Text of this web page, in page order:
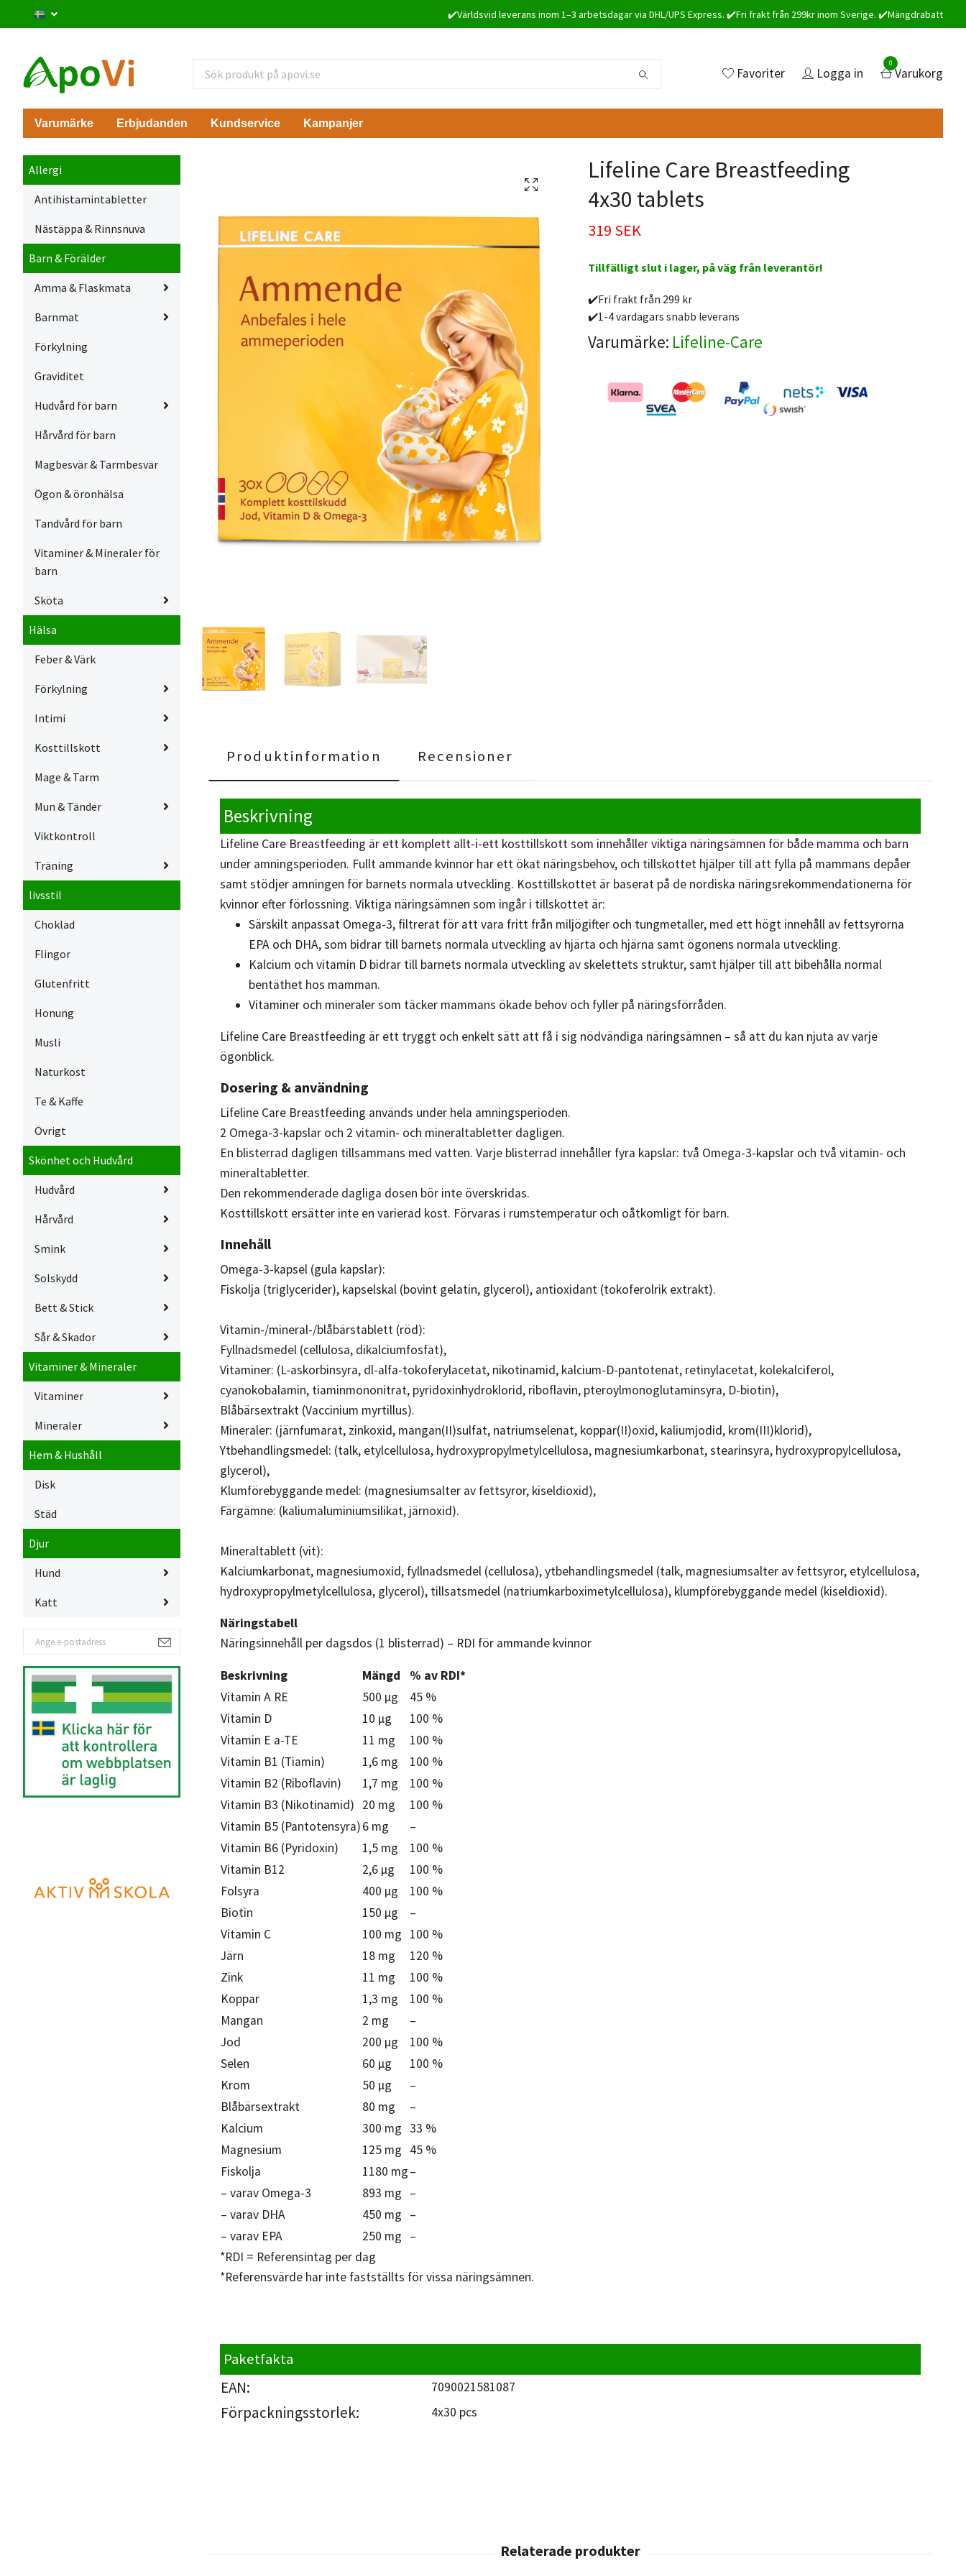
✔️Världsvid leverans inom 1–3 arbetsdagar via DHL/UPS Express. ✔️Fri frakt från 299kr inom Sverige. ✔️Mängdrabatt
Favoriter Logga in
0
Varukorg
Varumärke Erbjudanden Kundservice Kampanjer
Allergi
Antihistamintabletter
Nästäppa & Rinnsnuva
Barn & Förälder
Amma & Flaskmata
Barnmat
Förkylning
Graviditet
Hudvård för barn
Hårvård för barn
Magbesvär & Tarmbesvär
Ögon & öronhälsa
Tandvård för barn
Vitaminer & Mineraler för
barn
Sköta
Hälsa
Feber & Värk
Förkylning
Intimi
Kosttillskott
Mage & Tarm
Mun & Tänder
Viktkontroll
Träning
livsstil
Choklad
Flingor
Glutenfritt
Honung
Musli
Naturkost
Te & Kaffe
Övrigt
Skönhet och Hudvård
Hudvård
Hårvård
Smink
Solskydd
Bett & Stick
Sår & Skador
Vitaminer & Mineraler
Vitaminer
Mineraler
Hem & Hushåll
Disk
Städ
Djur
Hund
Katt
Lifeline Care Breastfeeding
4x30 tablets
319 SEK
Tillfälligt slut i lager, på väg från leverantör!
✔️Fri frakt från 299 kr
✔️1-4 vardagars snabb leverans
Varumärke: Lifeline-Care
Produktinformation Recensioner
Beskrivning
Lifeline Care Breastfeeding är ett komplett allt-i-ett kosttillskott som innehåller viktiga näringsämnen för både mamma och barn
under amningsperioden. Fullt ammande kvinnor har ett ökat näringsbehov, och tillskottet hjälper till att fylla på mammans depåer
samt stödjer amningen för barnets normala utveckling. Kosttillskottet är baserat på de nordiska näringsrekommendationerna för
kvinnor efter förlossning. Viktiga näringsämnen som ingår i tillskottet är:
Särskilt anpassat Omega-3, filtrerat för att vara fritt från miljögifter och tungmetaller, med ett högt innehåll av fettsyrorna
EPA och DHA, som bidrar till barnets normala utveckling av hjärta och hjärna samt ögonens normala utveckling.
Kalcium och vitamin D bidrar till barnets normala utveckling av skelettets struktur, samt hjälper till att bibehålla normal
bentäthet hos mamman.
Vitaminer och mineraler som täcker mammans ökade behov och fyller på näringsförråden.
Lifeline Care Breastfeeding är ett tryggt och enkelt sätt att få i sig nödvändiga näringsämnen – så att du kan njuta av varje
ögonblick.
Dosering & användning
Lifeline Care Breastfeeding används under hela amningsperioden.
2 Omega-3-kapslar och 2 vitamin- och mineraltabletter dagligen.
En blisterrad dagligen tillsammans med vatten. Varje blisterrad innehåller fyra kapslar: två Omega-3-kapslar och två vitamin- och
mineraltabletter.
Den rekommenderade dagliga dosen bör inte överskridas.
Kosttillskott ersätter inte en varierad kost. Förvaras i rumstemperatur och oåtkomligt för barn.
Innehåll
Omega-3-kapsel (gula kapslar):
Fiskolja (triglycerider), kapselskal (bovint gelatin, glycerol), antioxidant (tokoferolrik extrakt).
Vitamin-/mineral-/blåbärstablett (röd):
Fyllnadsmedel (cellulosa, dikalciumfosfat),
Vitaminer: (L-askorbinsyra, dl-alfa-tokoferylacetat, nikotinamid, kalcium-D-pantotenat, retinylacetat, kolekalciferol,
cyanokobalamin, tiaminmononitrat, pyridoxinhydroklorid, riboflavin, pteroylmonoglutaminsyra, D-biotin),
Blåbärsextrakt (Vaccinium myrtillus).
Mineraler: (järnfumarat, zinkoxid, mangan(II)sulfat, natriumselenat, koppar(II)oxid, kaliumjodid, krom(III)klorid),
Ytbehandlingsmedel: (talk, etylcellulosa, hydroxypropylmetylcellulosa, magnesiumkarbonat, stearinsyra, hydroxypropylcellulosa,
glycerol),
Klumförebyggande medel: (magnesiumsalter av fettsyror, kiseldioxid),
Färgämne: (kaliumaluminiumsilikat, järnoxid).
Mineraltablett (vit):
Kalciumkarbonat, magnesiumoxid, fyllnadsmedel (cellulosa), ytbehandlingsmedel (talk, magnesiumsalter av fettsyror, etylcellulosa,
hydroxypropylmetylcellulosa, glycerol), tillsatsmedel (natriumkarboximetylcellulosa), klumpförebyggande medel (kiseldioxid).
Näringstabell
Näringsinnehåll per dagsdos (1 blisterrad) – RDI för ammande kvinnor
Beskrivning Mängd
% av RDI*
Vitamin A RE
500 μg
45 %
Vitamin D
10 μg
100 %
Vitamin E a-TE
11 mg
100 %
Vitamin B1 (Tiamin)
1,6 mg
100 %
Vitamin B2 (Riboflavin)
1,7 mg
100 %
Vitamin B3 (Nikotinamid) 20 mg
100 %
Vitamin B5 (Pantotensyra)6 mg
–
Vitamin B6 (Pyridoxin)
1,5 mg
100 %
Vitamin B12
2,6 μg
100 %
Folsyra
400 μg
100 %
Biotin
150 μg
–
Vitamin C
100 mg 100 %
Järn
18 mg
120 %
Zink
11 mg
100 %
Koppar
1,3 mg
100 %
Mangan
2 mg
–
Jod
200 μg
100 %
Selen
60 μg
100 %
Krom
50 μg
–
Blåbärsextrakt
80 mg
–
Kalcium
300 mg 33 %
Magnesium
125 mg 45 %
Fiskolja
1180 mg–
– varav Omega-3
893 mg –
– varav DHA
450 mg –
– varav EPA
250 mg –
*RDI = Referensintag per dag
*Referensvärde har inte fastställts för vissa näringsämnen.
Paketfakta
EAN: 7090021581087
Förpackningsstorlek: 4x30 pcs